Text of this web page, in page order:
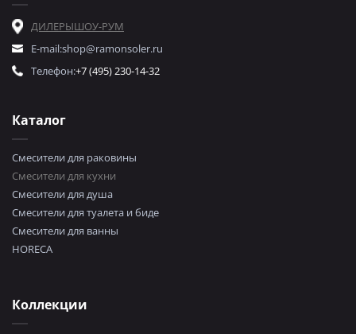
Каталог
Смесители для раковины
Смесители для кухни
Смесители для душа
Смесители для туалета и биде
Смесители для ванны
HORECA
Коллекции
ДИЛЕРЫШОУ-РУМ
E-mail:shop@ramonsoler.ru
Телефон:+7 (495) 230-14-32